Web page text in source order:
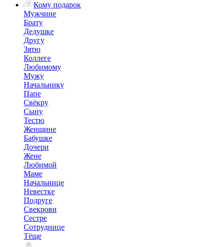
Кому подарок
Мужчине
Брату
Дедушке
Другу
Зятю
Коллеге
Любимому
Мужу
Начальнику
Папе
Свёкру
Сыну
Тестю
Женщине
Бабушке
Дочери
Жене
Любимой
Маме
Начальнице
Невестке
Подруге
Свекрови
Сестре
Сотруднице
Тёще